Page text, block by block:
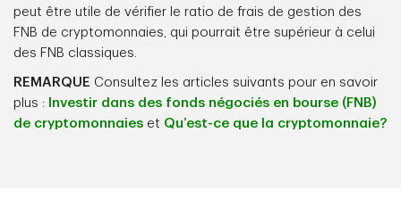
peut être utile de vérifier le ratio de frais de gestion des
FNB de cryptomonnaies, qui pourrait être supérieur à celui
des FNB classiques.
REMARQUE Consultez les articles suivants pour en savoir
plus :
Investir dans des fonds négociés en bourse (FNB)
de cryptomonnaies et Qu’est-ce que la cryptomonnaie?